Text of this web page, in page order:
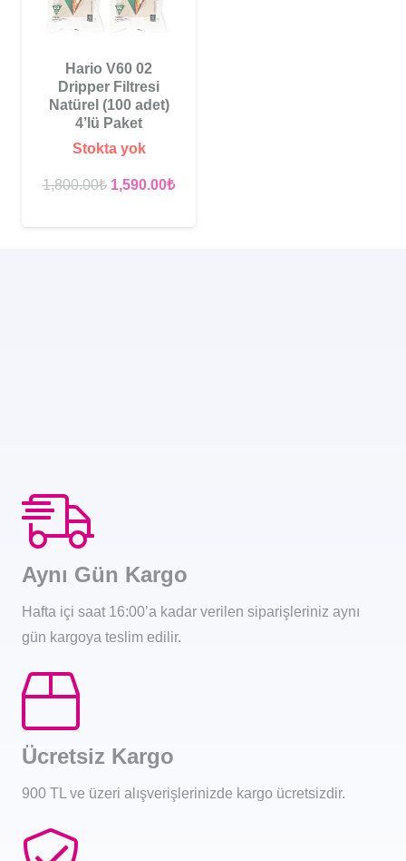
Hario V60 02
Dripper Filtresi
Natürel (100 adet)
4’lü Paket
Stokta yok
1,800.00₺ Orijinal
1,590.00₺Şu
Aynı Gün Kargo
Hafta içi saat 16:00’a kadar verilen siparişleriniz aynı
gün kargoya teslim edilir.
Ücretsiz Kargo
900 TL ve üzeri alışverişlerinizde kargo ücretsizdir.